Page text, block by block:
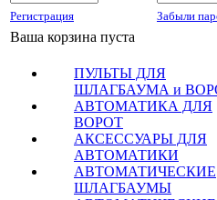
Регистрация Забыли
Ваша корзина пуста
ПУЛЬТЫ ДЛЯ
ШЛАГБАУМА и
АВТОМАТИКА ДЛЯ
ВОРОТ
АКСЕССУАРЫ ДЛЯ
АВТОМАТИКИ
АВТОМАТИЧЕСКИЕ
ШЛАГБАУМЫ